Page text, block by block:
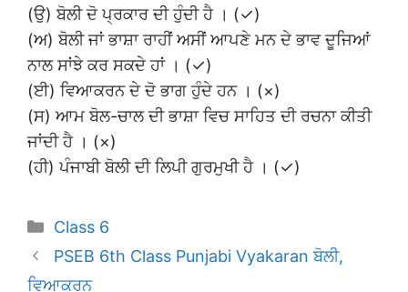
(ਉ) ਬੋਲੀ ਦੋ ਪ੍ਰਕਾਰ ਦੀ ਹੁੰਦੀ ਹੈ । (✓)
(ਅ) ਬੋਲੀ ਜਾਂ ਭਾਸ਼ਾ ਰਾਹੀਂ ਅਸੀਂ ਆਪਣੇ ਮਨ ਦੇ ਭਾਵ ਦੂਜਿਆਂ
ਨਾਲ ਸਾਂਝੇ ਕਰ ਸਕਦੇ ਹਾਂ । (✓)
(ਈ) ਵਿਆਕਰਨ ਦੇ ਦੋ ਭਾਗ ਹੁੰਦੇ ਹਨ । (×)
(ਸ) ਆਮ ਬੋਲ-ਚਾਲ ਦੀ ਭਾਸ਼ਾ ਵਿਚ ਸਾਹਿਤ ਦੀ ਰਚਨਾ ਕੀਤੀ
ਜਾਂਦੀ ਹੈ । (×)
(ਹੀ) ਪੰਜਾਬੀ ਬੋਲੀ ਦੀ ਲਿਪੀ ਗੁਰਮੁਖੀ ਹੈ । (✓)
Categories
Class 6
PSEB 6th Class Punjabi Vyakaran ਬੋਲੀ,
ਵਿਆਕਰਨ